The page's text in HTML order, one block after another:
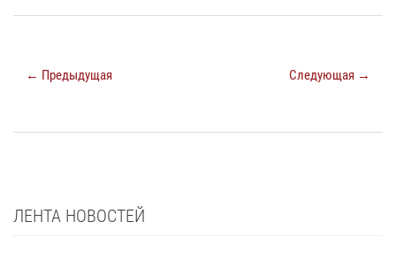
← Предыдущая Следующая →
ЛЕНТА НОВОСТЕЙ